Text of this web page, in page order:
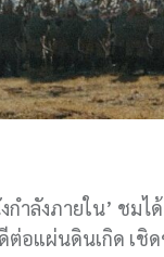
ำลังภายใน’ ชม
ต่อแผ่นดินเกิด เชิ